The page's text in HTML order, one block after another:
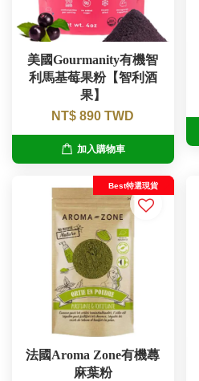
美國Gourmanity有機智
利馬基莓果粉【智利酒
果】
NT$ 890 TWD
加入購物車
Best特選現貨
法國Aroma Zone有機蕁
麻葉粉